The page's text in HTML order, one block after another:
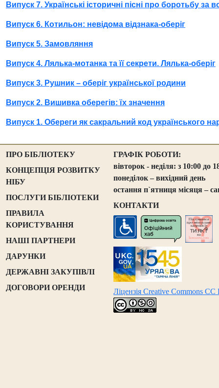
Випуск 7. Українські історичні пісні про боротьбу за
Випуск 6. Котильон: невідома відзнака-оберіг
Випуск 5. Замовляння
Випуск 4. Лялька-мотанка та її секрети. Лялька-оберіг
Випуск 3. Рушник – оберіг української родини
Випуск 2. Вишивка оберегів: їх значення
Випуск 1. Обереги як сакральний код українського
ПРО БІБЛІОТЕКУ
КОНЦЕПЦІЯ РОЗВИТКУ
НІБУ
ПОСЛУГИ БІБЛІОТЕКИ
ПРАВИЛА
КОРИСТУВАННЯ
НАШІ ПАРТНЕРИ
ДАРУНКИ
ДЕРЖАВНІ ЗАКУПІВЛІ
ДОГОВОРИ ОРЕНДИ
ГРАФІК РОБОТИ:
вівторок - неділя: з 10:00 до
понеділок – вихідний день
остання п`ятниця місяця –
КОНТАКТИ
Ліцензія Creative Commons